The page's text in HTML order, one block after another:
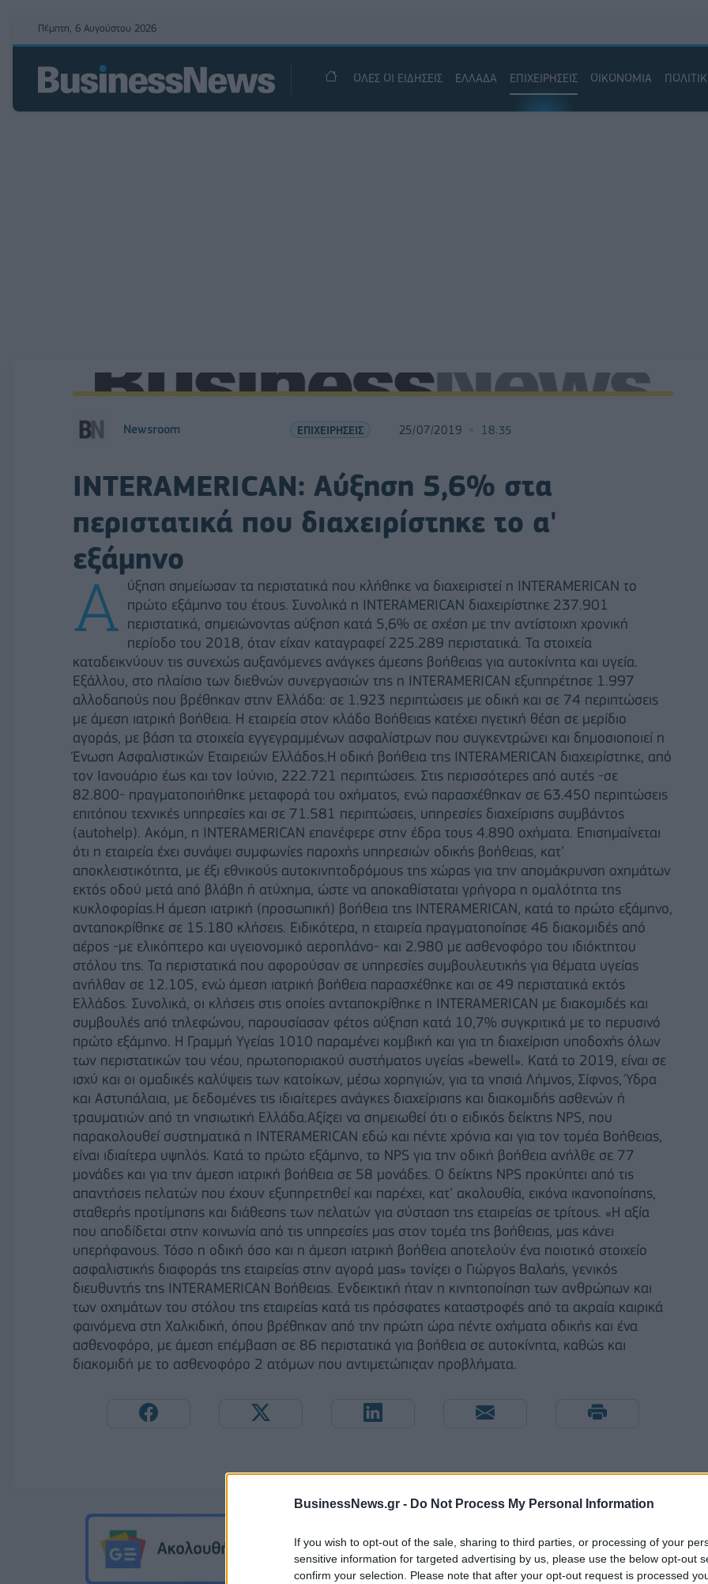
BusinessNews.gr - Do Not Process My Personal Information
If you wish to opt-out of the sale, sharing to third parties, or processing of your
sensitive information for targeted advertising by us, please use the below opt-out
confirm your selection. Please note that after your opt-out request is processed
Πέμπτη, 6 Αυγούστου 2026
ΟΛΕΣ ΟΙ ΕΙΔΗΣΕΙΣ ΕΛΛΑΔΑ ΕΠΙΧΕΙΡΗΣΕΙΣ ΟΙΚΟΝΟΜΙΑ
Newsroom ΕΠΙΧΕΙΡΗΣΕΙΣ 25/07/2019 18:35
INTERAMERICAN: Αύξηση 5,6% στα
περιστατικά που διαχειρίστηκε το α'
εξάμηνο
Α ύξηση σημείωσαν τα περιστατικά που κλήθηκε να διαχειριστεί η INTERAMERICAN το
πρώτο εξάμηνο του έτους. Συνολικά η INTERAMERICAN διαχειρίστηκε 237.901
περιστατικά, σημειώνοντας αύξηση κατά 5,6% σε σχέση με την αντίστοιχη χρονική
περίοδο του 2018, όταν είχαν καταγραφεί 225.289 περιστατικά. Τα στοιχεία
καταδεικνύουν τις συνεχώς αυξανόμενες ανάγκες άμεσης βοήθειας για αυτοκίνητα και υγεία.
Εξάλλου, στο πλαίσιο των διεθνών συνεργασιών της η INTERAMERICAN εξυπηρέτησε 1.997
αλλοδαπούς που βρέθηκαν στην Ελλάδα: σε 1.923 περιπτώσεις με οδική και σε 74 περιπτώσεις
με άμεση ιατρική βοήθεια. Η εταιρεία στον κλάδο Βοήθειας κατέχει ηγετική θέση σε μερίδιο
αγοράς, με βάση τα στοιχεία εγγεγραμμένων ασφαλίστρων που συγκεντρώνει και δημοσιοποιεί η
Ένωση Ασφαλιστικών Εταιρειών Ελλάδος.Η οδική βοήθεια της INTERAMERICAN διαχειρίστηκε, από
τον Ιανουάριο έως και τον Ιούνιο, 222.721 περιπτώσεις. Στις περισσότερες από αυτές -σε
82.800- πραγματοποιήθηκε μεταφορά του οχήματος, ενώ παρασχέθηκαν σε 63.450 περιπτώσεις
επιτόπου τεχνικές υπηρεσίες και σε 71.581 περιπτώσεις, υπηρεσίες διαχείρισης συμβάντος
(autohelp). Ακόμη, η INTERAMERICAN επανέφερε στην έδρα τους 4.890 οχήματα. Επισημαίνεται
ότι η εταιρεία έχει συνάψει συμφωνίες παροχής υπηρεσιών οδικής βοήθειας, κατ’
αποκλειστικότητα, με έξι εθνικούς αυτοκινητοδρόμους της χώρας για την απομάκρυνση οχημάτων
εκτός οδού μετά από βλάβη ή ατύχημα, ώστε να αποκαθίσταται γρήγορα η ομαλότητα της
κυκλοφορίας.Η άμεση ιατρική (προσωπική) βοήθεια της INTERAMERICAN, κατά το πρώτο εξάμηνο,
ανταποκρίθηκε σε 15.180 κλήσεις. Ειδικότερα, η εταιρεία πραγματοποίησε 46 διακομιδές από
αέρος -με ελικόπτερο και υγειονομικό αεροπλάνο- και 2.980 με ασθενοφόρο του ιδιόκτητου
στόλου της. Τα περιστατικά που αφορούσαν σε υπηρεσίες συμβουλευτικής για θέματα υγείας
ανήλθαν σε 12.105, ενώ άμεση ιατρική βοήθεια παρασχέθηκε και σε 49 περιστατικά εκτός
Ελλάδος. Συνολικά, οι κλήσεις στις οποίες ανταποκρίθηκε η INTERAMERICAN με διακομιδές και
συμβουλές από τηλεφώνου, παρουσίασαν φέτος αύξηση κατά 10,7% συγκριτικά με το περυσινό
πρώτο εξάμηνο. Η Γραμμή Υγείας 1010 παραμένει κομβική και για τη διαχείριση υποδοχής όλων
των περιστατικών του νέου, πρωτοποριακού συστήματος υγείας «bewell». Κατά το 2019, είναι σε
ισχύ και οι ομαδικές καλύψεις των κατοίκων, μέσω χορηγιών, για τα νησιά Λήμνος, Σίφνος, Ύδρα
και Αστυπάλαια, με δεδομένες τις ιδιαίτερες ανάγκες διαχείρισης και διακομιδής ασθενών ή
τραυματιών από τη νησιωτική Ελλάδα.Αξίζει να σημειωθεί ότι ο ειδικός δείκτης NPS, που
παρακολουθεί συστηματικά η INTERAMERICAN εδώ και πέντε χρόνια και για τον τομέα Βοήθειας,
είναι ιδιαίτερα υψηλός. Κατά το πρώτο εξάμηνο, το NPS για την οδική βοήθεια ανήλθε σε 77
μονάδες και για την άμεση ιατρική βοήθεια σε 58 μονάδες. Ο δείκτης NPS προκύπτει από τις
απαντήσεις πελατών που έχουν εξυπηρετηθεί και παρέχει, κατ’ ακολουθία, εικόνα ικανοποίησης,
σταθερής προτίμησης και διάθεσης των πελατών για σύσταση της εταιρείας σε τρίτους. «Η αξία
που αποδίδεται στην κοινωνία από τις υπηρεσίες μας στον τομέα της βοήθειας, μας κάνει
υπερήφανους. Τόσο η οδική όσο και η άμεση ιατρική βοήθεια αποτελούν ένα ποιοτικό στοιχείο
ασφαλιστικής διαφοράς της εταιρείας στην αγορά μας» τονίζει ο Γιώργος Βαλαής, γενικός
διευθυντής της INTERAMERICAN Βοήθειας. Ενδεικτική ήταν η κινητοποίηση των ανθρώπων και
των οχημάτων του στόλου της εταιρείας κατά τις πρόσφατες καταστροφές από τα ακραία καιρικά
φαινόμενα στη Χαλκιδική, όπου βρέθηκαν από την πρώτη ώρα πέντε οχήματα οδικής και ένα
ασθενοφόρο, με άμεση επέμβαση σε 86 περιστατικά για βοήθεια σε αυτοκίνητα, καθώς και
διακομιδή με το ασθενοφόρο 2 ατόμων που αντιμετώπιζαν προβλήματα.